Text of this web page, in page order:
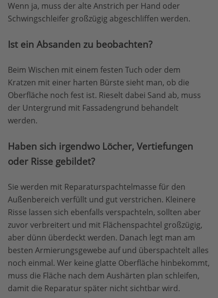
Wenn ja, muss der alte Anstrich per Hand oder
Schwingschleifer großzügig abgeschliffen werden.
Ist ein Absanden zu beobachten?
Beim Wischen mit einem festen Tuch oder dem
Kratzen mit einer harten Bürste sieht man, ob die
Oberfläche noch fest ist. Rieselt dabei Sand ab, muss
der Untergrund mit Fassadengrund behandelt
werden.
Haben sich irgendwo Löcher, Vertiefungen
oder Risse gebildet?
Sie werden mit Reparaturspachtelmasse für den
Außenbereich verfüllt und gut verstrichen. Kleinere
Risse lassen sich ebenfalls verspachteln, sollten aber
zuvor verbreitert und mit Flächenspachtel großzügig,
aber dünn überdeckt werden. Danach legt man am
besten Armierungsgewebe auf und überspachtelt alles
noch einmal. Wer keine glatte Oberfläche hinbekommt,
muss die Fläche nach dem Aushärten plan schleifen,
damit die Reparatur später nicht sichtbar wird.